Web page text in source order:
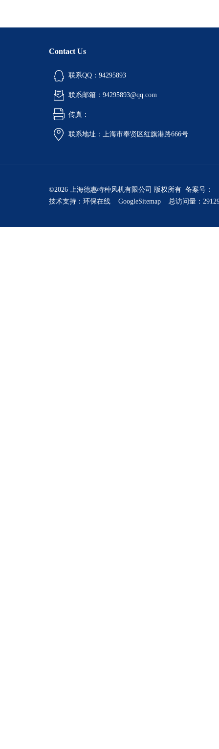
Contact Us
联系QQ：94295893
联系邮箱：94295893@qq.com
传真：
联系地址：上海市奉贤区红旗港路666号
©2026 上海德惠特种风机有限公司 版权所有 备案号：
技术支持： 环保在线 GoogleSitemap 总访问量：